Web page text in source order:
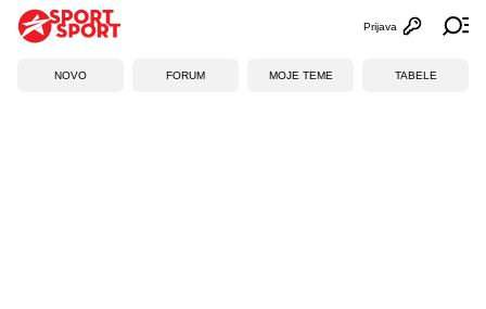
Otvori
Prijava
NOVO FORUM MOJE TEME TABELE